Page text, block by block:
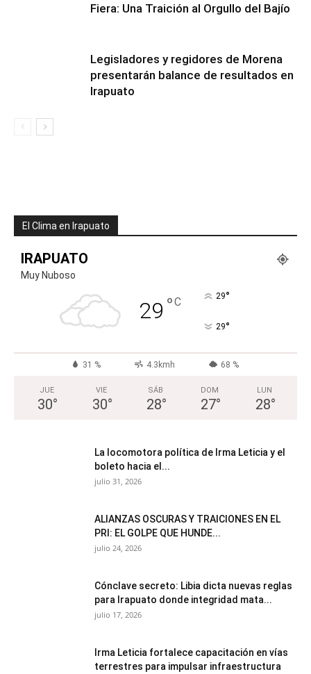
Fiera: Una Traición al Orgullo del Bajío
Legisladores y regidores de Morena
presentarán balance de resultados en
Irapuato
El Clima en Irapuato
IRAPUATO
Muy Nuboso
29 °C 29°
29°
31 % 4.3kmh 68 %
JUE
30°
VIE
30°
SÁB
28°
DOM
27°
LUN
28°
La locomotora política de Irma Leticia y el
boleto hacia el...
julio 31, 2026
ALIANZAS OSCURAS Y TRAICIONES EN EL
PRI: EL GOLPE QUE HUNDE...
julio 24, 2026
Cónclave secreto: Libia dicta nuevas reglas
para Irapuato donde integridad mata...
julio 17, 2026
Irma Leticia fortalece capacitación en vías
terrestres para impulsar infraestructura